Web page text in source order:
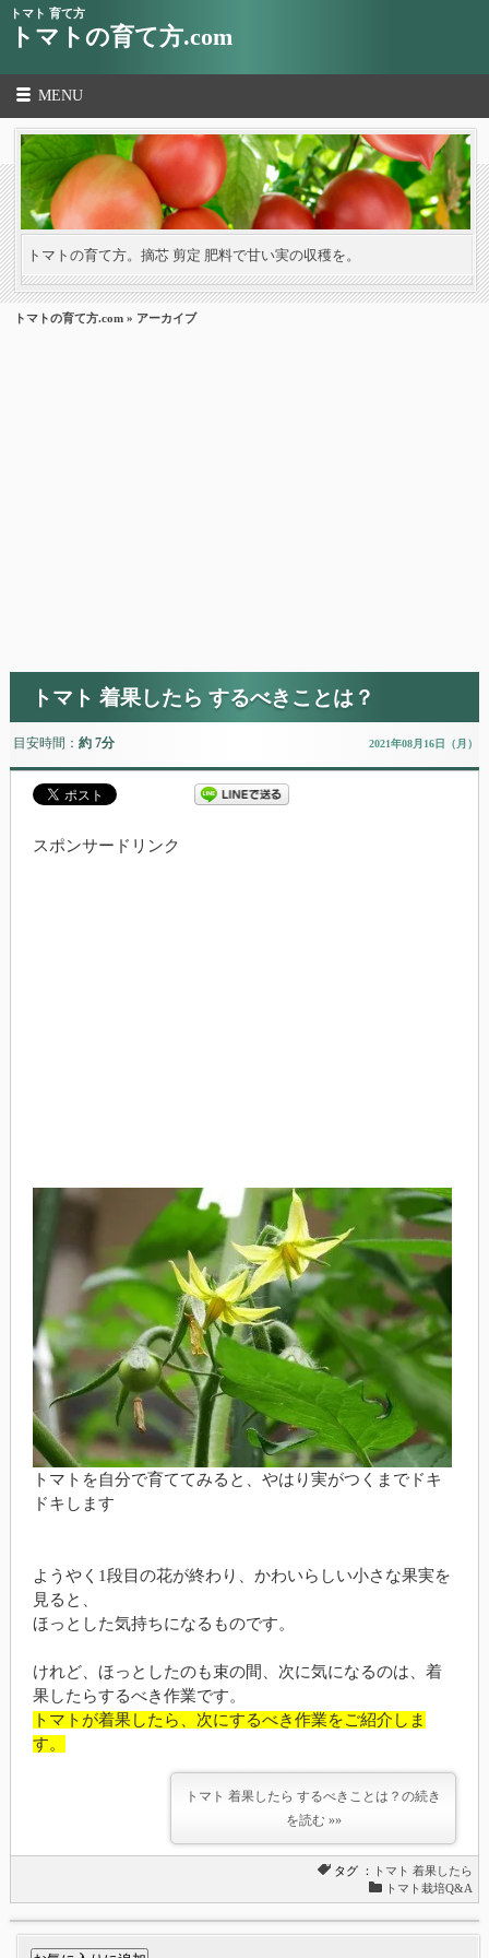
トマト 育て方
トマトの育て方.com
MENU
トマトの育て方。摘芯 剪定 肥料で甘い実の収穫を。
トマトの育て方.com » アーカイブ
トマト 着果したら するべきことは？
目安時間： 約 7分 2021年08月16日（月）
スポンサードリンク
トマトを自分で育ててみると、やはり実がつくまでドキ
ドキします
ようやく1段目の花が終わり、かわいらしい小さな果実を
見ると、
ほっとした気持ちになるものです。
けれど、ほっとしたのも束の間、次に気になるのは、着
果したらするべき作業です。
トマトが着果したら、次にするべき作業をご紹介しま
す。
トマト 着果したら するべきことは？の続き
を読む »»
タグ ： トマト 着果したら
トマト栽培Q&A